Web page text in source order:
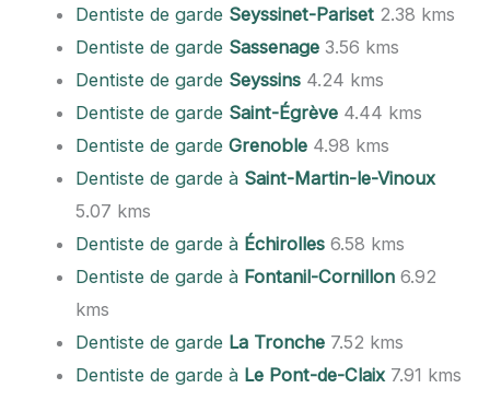
Dentiste de garde Seyssinet-Pariset 2.38 kms
Dentiste de garde Sassenage 3.56 kms
Dentiste de garde Seyssins 4.24 kms
Dentiste de garde Saint-Égrève 4.44 kms
Dentiste de gardeGrenoble 4.98 kms
Dentiste de garde à Saint-Martin-le-Vinoux
5.07 kms
Dentiste de garde à Échirolles 6.58 kms
Dentiste de garde à Fontanil-Cornillon 6.92
kms
Dentiste de garde La Tronche 7.52 kms
Dentiste de garde à Le Pont-de-Claix7.91 kms